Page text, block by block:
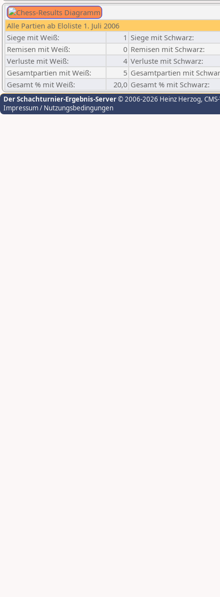
Alle Partien ab Eloliste 1. Juli 2006
Siege mit Weiß:
1 Siege mit Schwarz:
Remisen mit Weiß:
0 Remisen mit Schwarz:
Verluste mit Weiß:
4 Verluste mit Schwarz:
Gesamtpartien mit Weiß:
5 Gesamtpartien mit
Gesamt % mit Weiß:
20,0 Gesamt % mit Schwarz:
Der Schachturnier-Ergebnis-Server© 2006-2026 Heinz Herzog,
Impressum / Nutzungsbedingungen